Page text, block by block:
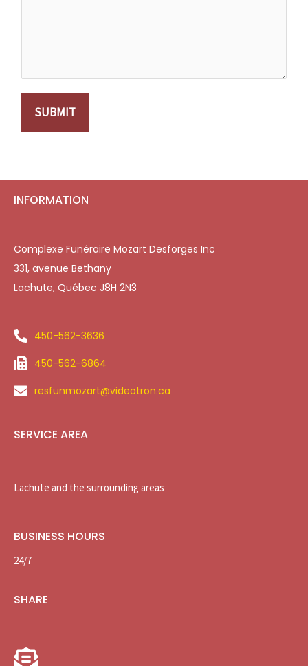
SUBMIT
INFORMATION
Complexe Funéraire Mozart Desforges Inc
331, avenue Bethany
Lachute, Québec J8H 2N3
450-562-3636
450-562-6864
resfunmozart@videotron.ca
SERVICE AREA
Lachute and the surrounding areas
BUSINESS HOURS
24/7
SHARE